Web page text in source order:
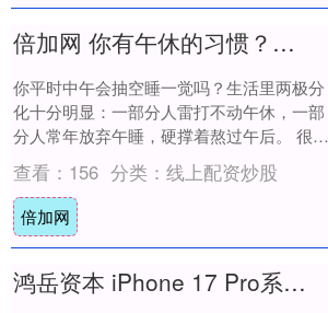
倍加网 你有午休的习惯？提醒：长期坚持午休，身体迟早会收获4大好处
你平时中午会抽空睡一觉吗？生活里两极分
化十分明显：一部分人雷打不动午休，一部
分人常年放弃午睡，硬撑着熬过午后。 很多
人只把午休当成解乏手段，却不知道长期坚
持午休....
查看： 156 分类： 线上配资炒股
倍加网
鸿岳资本 iPhone 17 Pro系列直降1000元引发抢购潮，华为小米同步跟降